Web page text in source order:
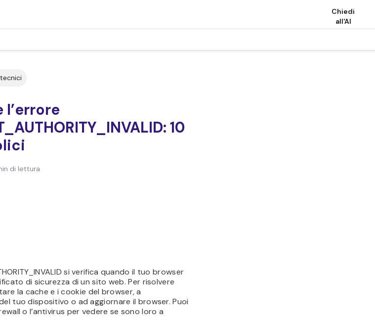
Chiedi
all'AI
l’errore
10
di lettura
si verifica quando il tuo browser
di sicurezza di un sito web. Per risolvere
la cache e i cookie del browser, a
tuo dispositivo o ad aggiornare il browser. Puoi
o l’antivirus per vedere se sono loro a